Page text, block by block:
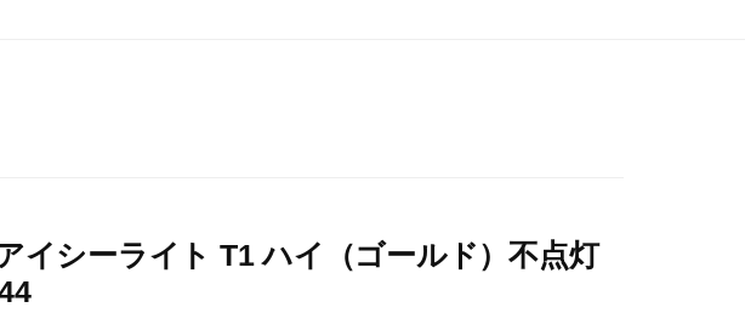
イシーライト T1 ハイ（ゴールド）不点灯